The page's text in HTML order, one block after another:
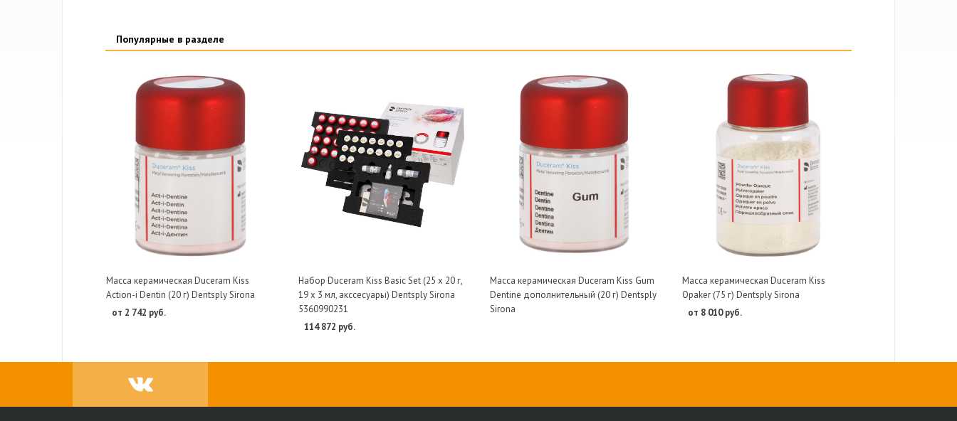
Популярные в разделе
Масса керамическая Duceram Kiss
Action-i Dentin (20 г) Dentsply Sirona
от 2 742 руб.
Набор Duceram Kiss Basic Set (25 х 20 г,
19 х 3 мл, акссесуары) Dentsply Sirona
5360990231
114 872 руб.
Масса керамическая Duceram Kiss Gum
Dentine дополнительный (20 г) Dentsply
Sirona
Масса керамическая Duceram Kiss
Opaker (75 г) Dentsply Sirona
от 8 010 руб.